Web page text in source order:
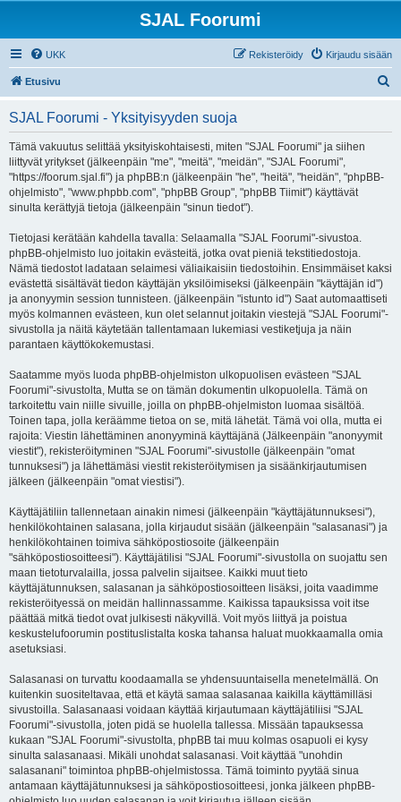
SJAL Foorumi
UKK Kirjaudu sisään
Rekisteröidy
Etusivu
SJAL Foorumi - Yksityisyyden suoja
Tämä vakuutus selittää yksityiskohtaisesti, miten "SJAL Foorumi" ja siihen
liittyvät yritykset (jälkeenpäin "me", "meitä", "meidän", "SJAL Foorumi",
"https://foorum.sjal.fi") ja phpBB:n (jälkeenpäin "he", "heitä", "heidän", "phpBB-
ohjelmisto", "www.phpbb.com", "phpBB Group", "phpBB Tiimit") käyttävät
sinulta kerättyjä tietoja (jälkeenpäin "sinun tiedot").
Tietojasi kerätään kahdella tavalla: Selaamalla "SJAL Foorumi"-sivustoa.
phpBB-ohjelmisto luo joitakin evästeitä, jotka ovat pieniä tekstitiedostoja.
Nämä tiedostot ladataan selaimesi väliaikaisiin tiedostoihin. Ensimmäiset kaksi
evästettä sisältävät tiedon käyttäjän yksilöimiseksi (jälkeenpäin "käyttäjän id")
ja anonyymin session tunnisteen. (jälkeenpäin "istunto id") Saat automaattiseti
myös kolmannen evästeen, kun olet selannut joitakin viestejä "SJAL Foorumi"-
sivustolla ja näitä käytetään tallentamaan lukemiasi vestiketjuja ja näin
parantaen käyttökokemustasi.
Saatamme myös luoda phpBB-ohjelmiston ulkopuolisen evästeen "SJAL
Foorumi"-sivustolta, Mutta se on tämän dokumentin ulkopuolella. Tämä on
tarkoitettu vain niille sivuille, joilla on phpBB-ohjelmiston luomaa sisältöä.
Toinen tapa, jolla keräämme tietoa on se, mitä lähetät. Tämä voi olla, mutta ei
rajoita: Viestin lähettäminen anonyyminä käyttäjänä (Jälkeenpäin "anonyymit
viestit"), rekisteröityminen "SJAL Foorumi"-sivustolle (jälkeenpäin "omat
tunnuksesi") ja lähettämäsi viestit rekisteröitymisen ja sisäänkirjautumisen
jälkeen (jälkeenpäin "omat viestisi").
Käyttäjätiliin tallennetaan ainakin nimesi (jälkeenpäin "käyttäjätunnuksesi"),
henkilökohtainen salasana, jolla kirjaudut sisään (jälkeenpäin "salasanasi") ja
henkilökohtainen toimiva sähköpostiosoite (jälkeenpäin
"sähköpostiosoitteesi"). Käyttäjätilisi "SJAL Foorumi"-sivustolla on suojattu sen
maan tietoturvalailla, jossa palvelin sijaitsee. Kaikki muut tieto
käyttäjätunnuksen, salasanan ja sähköpostiosoitteen lisäksi, joita vaadimme
rekisteröityessä on meidän hallinnassamme. Kaikissa tapauksissa voit itse
päättää mitkä tiedot ovat julkisesti näkyvillä. Voit myös liittyä ja poistua
keskustelufoorumin postituslistalta koska tahansa haluat muokkaamalla omia
asetuksiasi.
Salasanasi on turvattu koodaamalla se yhdensuuntaisella menetelmällä. On
kuitenkin suositeltavaa, että et käytä samaa salasanaa kaikilla käyttämilläsi
sivustoilla. Salasanaasi voidaan käyttää kirjautumaan käyttäjätiliisi "SJAL
Foorumi"-sivustolla, joten pidä se huolella tallessa. Missään tapauksessa
kukaan "SJAL Foorumi"-sivustolta, phpBB tai muu kolmas osapuoli ei kysy
sinulta salasanaasi. Mikäli unohdat salasanasi. Voit käyttää "unohdin
salasanani" toimintoa phpBB-ohjelmistossa. Tämä toiminto pyytää sinua
antamaan käyttäjätunnuksesi ja sähköpostiosoitteesi, jonka jälkeen phpBB-